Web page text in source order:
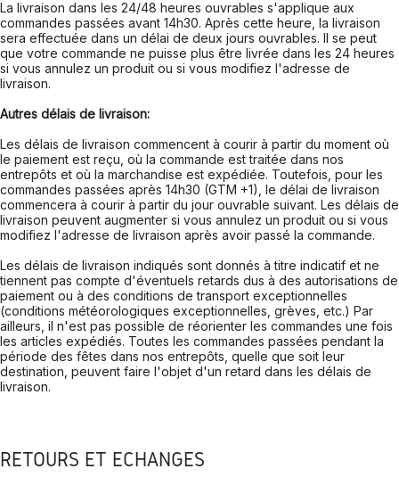
La livraison dans les 24/48 heures ouvrables s'applique aux
commandes passées avant 14h30. Après cette heure, la livraison
sera effectuée dans un délai de deux jours ouvrables. Il se peut
que votre commande ne puisse plus être livrée dans les 24 heures
si vous annulez un produit ou si vous modifiez l'adresse de
livraison.
Autres délais de livraison:
Les délais de livraison commencent à courir à partir du moment où
le paiement est reçu, où la commande est traitée dans nos
entrepôts et où la marchandise est expédiée. Toutefois, pour les
commandes passées après 14h30 (GTM +1), le délai de livraison
commencera à courir à partir du jour ouvrable suivant. Les délais de
livraison peuvent augmenter si vous annulez un produit ou si vous
modifiez l'adresse de livraison après avoir passé la commande.
Les délais de livraison indiqués sont donnés à titre indicatif et ne
tiennent pas compte d'éventuels retards dus à des autorisations de
paiement ou à des conditions de transport exceptionnelles
(conditions météorologiques exceptionnelles, grèves, etc.) Par
ailleurs, il n'est pas possible de réorienter les commandes une fois
les articles expédiés. Toutes les commandes passées pendant la
période des fêtes dans nos entrepôts, quelle que soit leur
destination, peuvent faire l'objet d'un retard dans les délais de
livraison.
RETOURS ET ÉCHANGES